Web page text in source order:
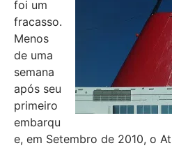
foi um
fracasso.
Menos
de uma
semana
após seu
primeiro
embarqu
e, em Setembro de 2010, o